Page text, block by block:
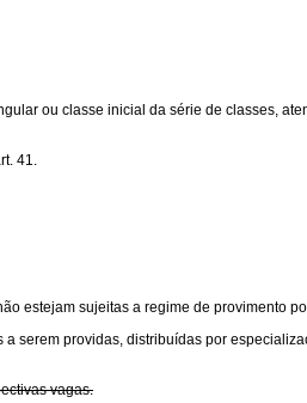
ou classe inicial da série de classes,
41.
estejam sujeitas a regime de provimento
serem providas, distribuídas por
vagas.